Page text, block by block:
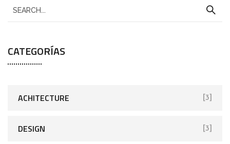
CATEGORÍAS
ACHITECTURE [3]
DESIGN [3]